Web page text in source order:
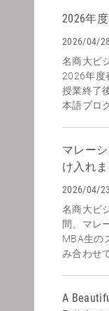
2026年
2026/04/28
名商大ビ
2026年度
授業終了
本語プロ
マレー
け入れま
2026/04/23
名商大ビ
間、マレ
MBA生の
み合わせ
A